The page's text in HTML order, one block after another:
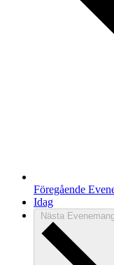
Föregående
Idag
Nästa